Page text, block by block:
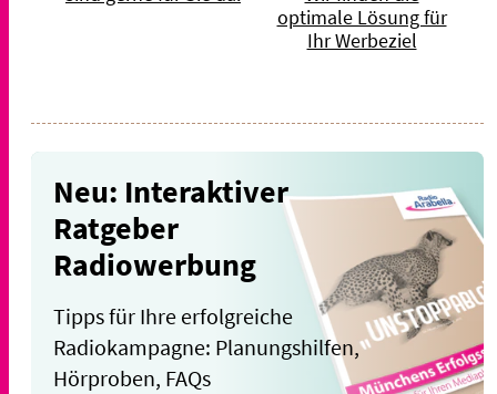
optimale Lösung für
Ihr Werbeziel
Neu: Interaktiver
Ratgeber
Radiowerbung
Tipps für Ihre erfolgreiche
Radiokampagne: Planungshilfen,
Hörproben, FAQs